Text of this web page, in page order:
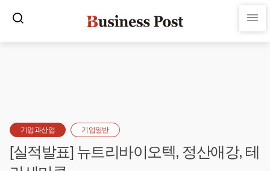
기업과산업 기업일반
[실적발표] 뉴트리바이오텍, 정산애강, 테